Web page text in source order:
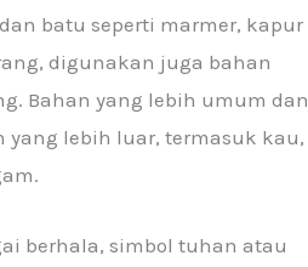
batu seperti marmer, kapur
digunakan juga bahan
Bahan yang lebih umum dan
lebih luar, termasuk kau,
berhala, simbol tuhan atau